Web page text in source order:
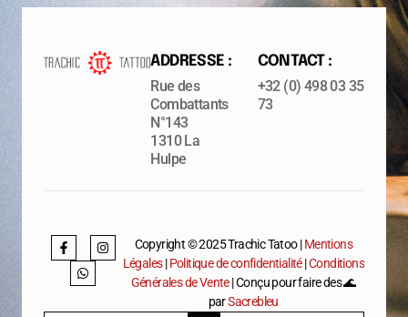
ADDRESSE :
Rue des
Combattants
N°143
1310 La
Hulpe
CONTACT :
+32 (0) 498 03 35
73
Copyright © 2025 Trachic Tatoo |Mentions
Légales|Politique de confidentialité|Conditions
Générales de Vente| Conçu pour faire des 🌊
parSacrebleu